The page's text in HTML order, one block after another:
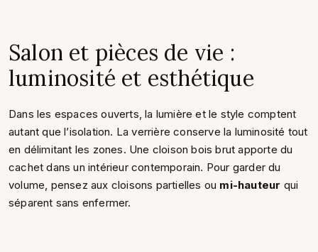
Salon et pièces de vie :
luminosité et esthétique
Dans les espaces ouverts, la lumière et le style comptent
autant que l’isolation. La verrière conserve la luminosité tout
en délimitant les zones. Une cloison bois brut apporte du
cachet dans un intérieur contemporain. Pour garder du
volume, pensez aux cloisons partielles ou mi-hauteur qui
séparent sans enfermer.